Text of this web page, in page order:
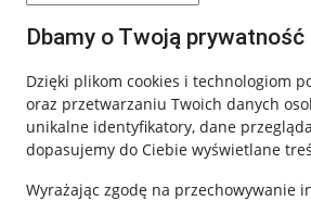
Dbamy o Twoją prywatność
Dzięki plikom cookies i technologiom
oraz przetwarzaniu Twoich danych
unikalne identyfikatory, dane
dopasujemy do Ciebie wyświetlane
Wyrażając zgodę na przechowywanie